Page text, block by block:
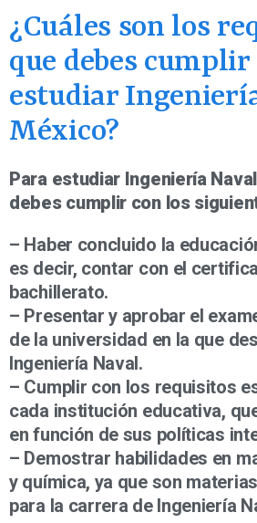
¿Cuáles son los
que debes
estudiar
México?
Para estudiar Ingeniería
debes cumplir con los
– Haber concluido la
es decir, contar con el
bachillerato.
– Presentar y aprobar el
de la universidad en la que
Ingeniería Naval.
– Cumplir con los requisitos
cada institución educativa,
en función de sus políticas
– Demostrar habilidades en
y química, ya que son
para la carrera de Ingeniería